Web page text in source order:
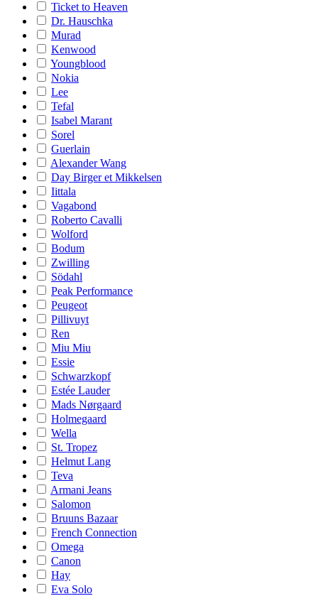
Ticket to Heaven
Dr. Hauschka
Murad
Kenwood
Youngblood
Nokia
Lee
Tefal
Isabel Marant
Sorel
Guerlain
Alexander Wang
Day Birger et Mikkelsen
Iittala
Vagabond
Roberto Cavalli
Wolford
Bodum
Zwilling
Södahl
Peak Performance
Peugeot
Pillivuyt
Ren
Miu Miu
Essie
Schwarzkopf
Estée Lauder
Mads Nørgaard
Holmegaard
Wella
St. Tropez
Helmut Lang
Teva
Armani Jeans
Salomon
Bruuns Bazaar
French Connection
Omega
Canon
Hay
Eva Solo